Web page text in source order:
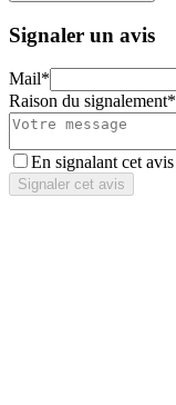
Signaler un avis
Mail*
Raison du signalement*
En signalant cet
Signaler cet avis